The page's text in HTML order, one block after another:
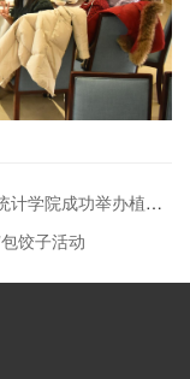
上一篇：指尖舞绿意 心间绘蓝图——数学与统计学院成功举办植物微景观制作活动
饺子活动